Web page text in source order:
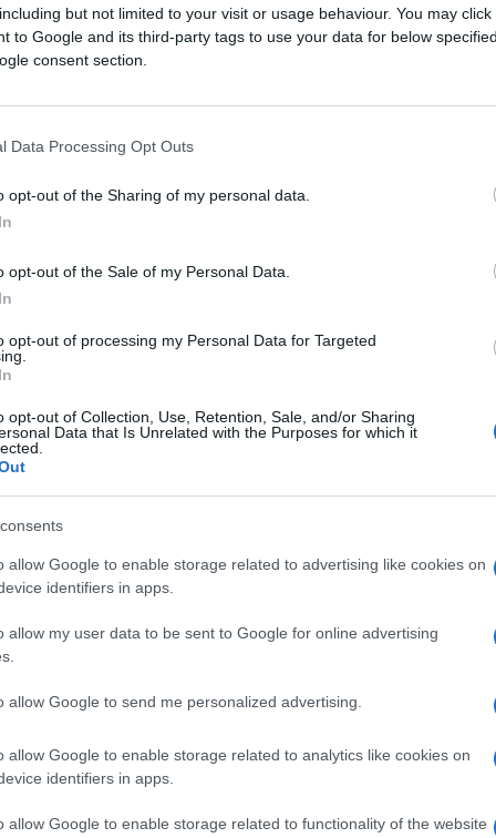
but not limited to your visit or usage behaviour. You may
to Google and its third-party tags to use your data for below
consent section.
Data Processing Opt Outs
opt-out of the Sharing of my personal data.
opt-out of the Sale of my Personal Data.
opt-out of processing my Personal Data for Targeted
opt-out of Collection, Use, Retention, Sale, and/or Sharing
Data that Is Unrelated with the Purposes for which it
allow Google to enable storage related to advertising like cookies on
identifiers in apps.
allow my user data to be sent to Google for online advertising
allow Google to send me personalized advertising.
allow Google to enable storage related to analytics like cookies on
identifiers in apps.
allow Google to enable storage related to functionality of the website
priborom, sladoled, salatu ili možda
još je veća upotreba plastičnog posušđe, jer
ili na ulici, a da pri tom ne morate da
velika zagađenja i truje zemlju.
put naučnici iz indije, napravili su pribor koji
brašna. Ovaj pribor je ukusan, pa ga
možete ga odložiti bez ikakve brige, jer je
A može se naći i sa ukusom vanile, cimeta,
ideji direktora Narajana Pesapatija